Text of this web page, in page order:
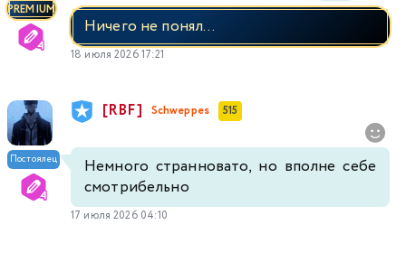
PREMIUM
Ничего не понял...
18 июля 2026 17:21
Постоялец
[RBF] Schweppes 515
Немного странновато, но вполне себе
смотрибельно
17 июля 2026 04:10